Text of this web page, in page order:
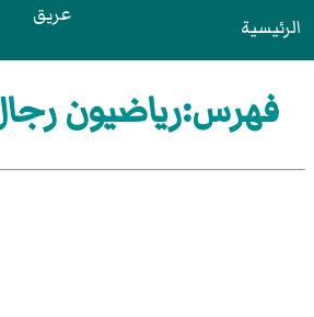
الرئيسية عريق
فهرس:رياضيون